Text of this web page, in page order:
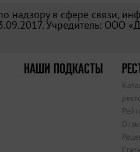
надзору в сфере связи,
Учредитель: ООО
НАШИ ПОДКАСТЫ